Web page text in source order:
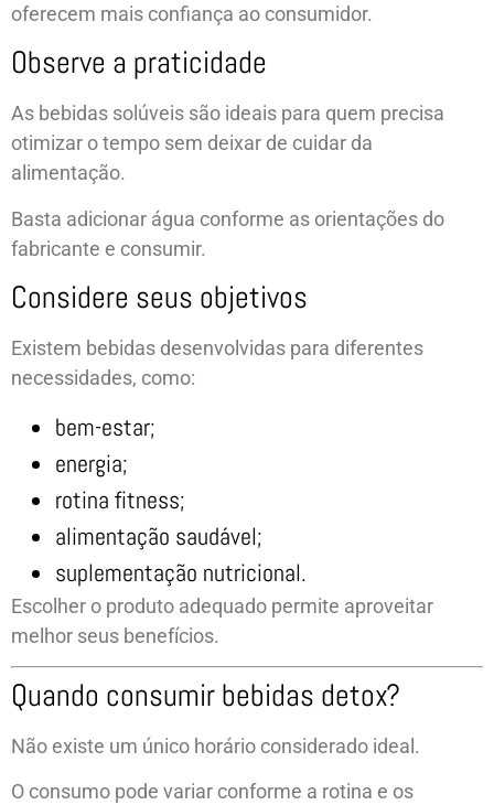
oferecem mais confiança ao consumidor.
Observe a praticidade
As bebidas solúveis são ideais para quem precisa
otimizar o tempo sem deixar de cuidar da
alimentação.
Basta adicionar água conforme as orientações do
fabricante e consumir.
Considere seus objetivos
Existem bebidas desenvolvidas para diferentes
necessidades, como:
bem-estar;
energia;
rotina fitness;
alimentação saudável;
suplementação nutricional.
Escolher o produto adequado permite aproveitar
melhor seus benefícios.
Quando consumir bebidas detox?
Não existe um único horário considerado ideal.
O consumo pode variar conforme a rotina e os